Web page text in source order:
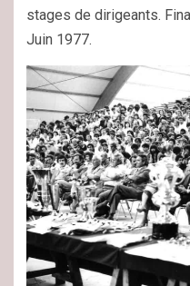
stages de dirigeants.
Juin 1977.